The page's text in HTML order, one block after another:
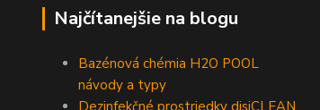
Najčítanejšie na blogu
Bazénová chémia H2O POOL
návody a typy
Dezinfekčné prostriedky disiCLEAN